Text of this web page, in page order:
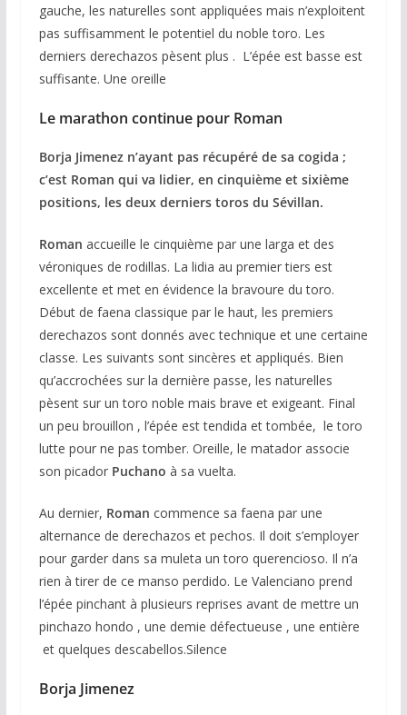
gauche, les naturelles sont appliquées mais n’exploitent
pas suffisamment le potentiel du noble toro. Les
derniers derechazos pèsent plus . L’épée est basse est
suffisante. Une oreille
Le marathon continue pour Roman
Borja Jimenez n’ayant pas récupéré de sa cogida ;
c’est Roman qui va lidier, en cinquième et sixième
positions, les deux derniers toros du Sévillan.
Roman accueille le cinquième par une larga et des
véroniques de rodillas. La lidia au premier tiers est
excellente et met en évidence la bravoure du toro.
Début de faena classique par le haut, les premiers
derechazos sont donnés avec technique et une certaine
classe. Les suivants sont sincères et appliqués. Bien
qu’accrochées sur la dernière passe, les naturelles
pèsent sur un toro noble mais brave et exigeant. Final
un peu brouillon , l’épée est tendida et tombée, le toro
lutte pour ne pas tomber. Oreille, le matador associe
son picador Puchano à sa vuelta.
Au dernier, Roman commence sa faena par une
alternance de derechazos et pechos. Il doit s’employer
pour garder dans sa muleta un toro querencioso. Il n’a
rien à tirer de ce manso perdido. Le Valenciano prend
l’épée pinchant à plusieurs reprises avant de mettre un
pinchazo hondo , une demie défectueuse , une entière
et quelques descabellos.Silence
Borja Jimenez